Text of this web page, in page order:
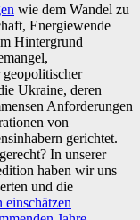
wie dem Wandel zu
Energiewende
Hintergrund
Ukraine, deren
Anforderungen
von
gerichtet.
In unserer
haben wir uns
und die